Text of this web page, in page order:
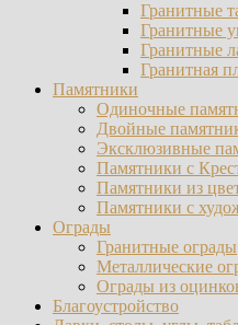
Гранитные
Гранитные
Гранитные
Гранитная
Памятники
Одиночные
Двойные
Эксклюзивные
Памятники с
Памятники из
Памятники с
Ограды
Гранитные ограды
Металлические
Ограды из
Благоустройство